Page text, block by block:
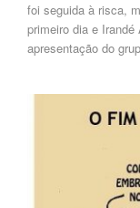
foi seguida à risca,
primeiro dia e
apresentação do